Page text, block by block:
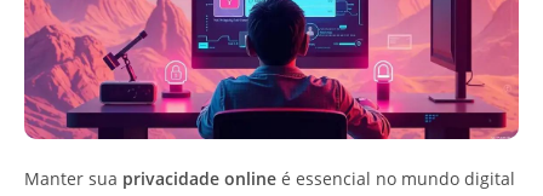
Manter sua privacidade online é essencial no mundo digital